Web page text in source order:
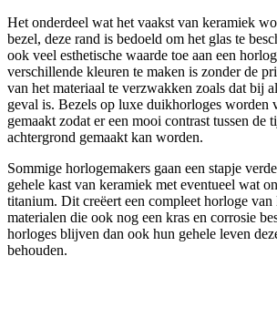
Het onderdeel wat het vaakst van keramiek
bezel, deze rand is bedoeld om het glas te
ook veel esthetische waarde toe aan een
verschillende kleuren te maken is zonder de
van het materiaal te verzwakken zoals dat bij
geval is. Bezels op luxe duikhorloges worden
gemaakt zodat er een mooi contrast tussen de
achtergrond gemaakt kan worden.
Sommige horlogemakers gaan een stapje
gehele kast van keramiek met eventueel wat
titanium. Dit creëert een compleet horloge
materialen die ook nog een kras en corrosie
horloges blijven dan ook hun gehele leven
behouden.